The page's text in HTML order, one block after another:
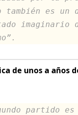
también es
imaginario
de unos a años
partido